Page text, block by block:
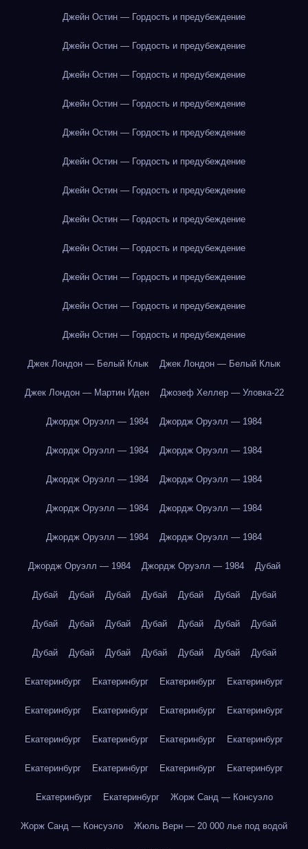
Джейн Остин — Гордость и предубеждение
Джейн Остин — Гордость и предубеждение
Джейн Остин — Гордость и предубеждение
Джейн Остин — Гордость и предубеждение
Джейн Остин — Гордость и предубеждение
Джейн Остин — Гордость и предубеждение
Джейн Остин — Гордость и предубеждение
Джейн Остин — Гордость и предубеждение
Джейн Остин — Гордость и предубеждение
Джейн Остин — Гордость и предубеждение
Джейн Остин — Гордость и предубеждение
Джейн Остин — Гордость и предубеждение
Джек Лондон — Белый Клык Джек Лондон — Белый Клык
Джек Лондон — Мартин Иден Джозеф Хеллер — Уловка-22
Джордж Оруэлл — 1984 Джордж Оруэлл — 1984
Джордж Оруэлл — 1984 Джордж Оруэлл — 1984
Джордж Оруэлл — 1984 Джордж Оруэлл — 1984
Джордж Оруэлл — 1984 Джордж Оруэлл — 1984
Джордж Оруэлл — 1984 Джордж Оруэлл — 1984
Джордж Оруэлл — 1984 Джордж Оруэлл — 1984 Дубай
Дубай Дубай Дубай Дубай Дубай Дубай Дубай
Дубай Дубай Дубай Дубай Дубай Дубай Дубай
Дубай Дубай Дубай Дубай Дубай Дубай Дубай
Екатеринбург Екатеринбург Екатеринбург Екатеринбург
Екатеринбург Екатеринбург Екатеринбург Екатеринбург
Екатеринбург Екатеринбург Екатеринбург Екатеринбург
Екатеринбург Екатеринбург Екатеринбург Екатеринбург
Екатеринбург Екатеринбург Жорж Санд — Консуэло
Жорж Санд — Консуэло Жюль Верн — 20 000 лье под водой